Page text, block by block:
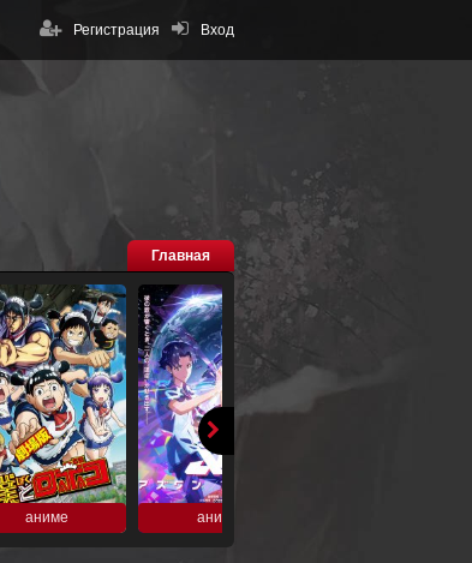
Вход
Регистрация
Главная
аниме аниме